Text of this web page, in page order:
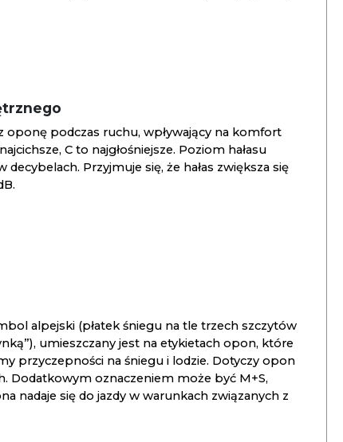
oponę podczas ruchu, wpływający na komfort
C to najgłośniejsze. Poziom hałasu
Przyjmuje się, że hałas zwiększa się
alpejski (płatek śniegu na tle trzech szczytów
umieszczany jest na etykietach opon, które
przyczepności na śniegu i lodzie. Dotyczy opon
Dodatkowym oznaczeniem może być M+S,
nadaje się do jazdy w warunkach związanych z